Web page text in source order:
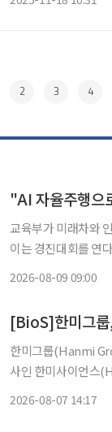
2 3 4
교육부가 미래차와
이는 경진대회를 연
2026-08-09 09:00
[BioS]한미그룹
한미그룹(Hanmi
사인 한미사이언스
2026-08-07 14:17